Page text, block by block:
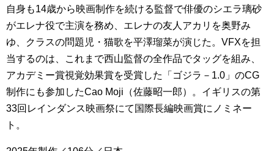
自身も14歳から映画制作を続ける監督で俳優のシエラ璃砂
がエレナ役で主演を務め、エレナの友人アカリを奥野み
ゆ、クラスの問題児・猫歌を平澤瑠菜が演じた。VFXを担
当するのは、これまで西山監督の全作品でタッグを組み、
アカデミー賞視覚効果賞を受賞した「ゴジラ－1.0」のCG
制作にも参加したCao Moji（佐藤昭一郎）。イギリスの第
33回レインダンス映画祭にて国際長編映画賞にノミネー
ト。